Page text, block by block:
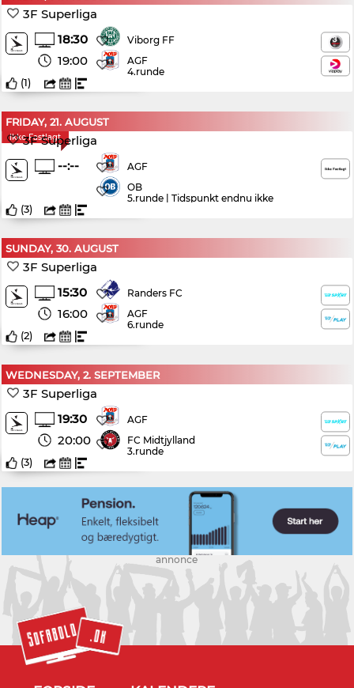
3F Superliga
18:30
19:00
Viborg FF
AGF
4.runde
(1)
FRIDAY, 21. AUGUST
Ikke Fastlagt
3F Superliga
--:--
AGF
OB
5.runde | Tidspunkt endnu ikke
(3)
SUNDAY, 30. AUGUST
3F Superliga
15:30
16:00
Randers FC
AGF
6.runde
(2)
WEDNESDAY, 2. SEPTEMBER
3F Superliga
19:30
20:00
AGF
FC Midtjylland
3.runde
(3)
annonce